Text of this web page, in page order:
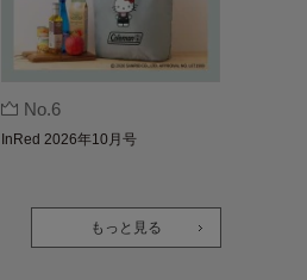
No.6
InRed 2026年10月号
もっと見る